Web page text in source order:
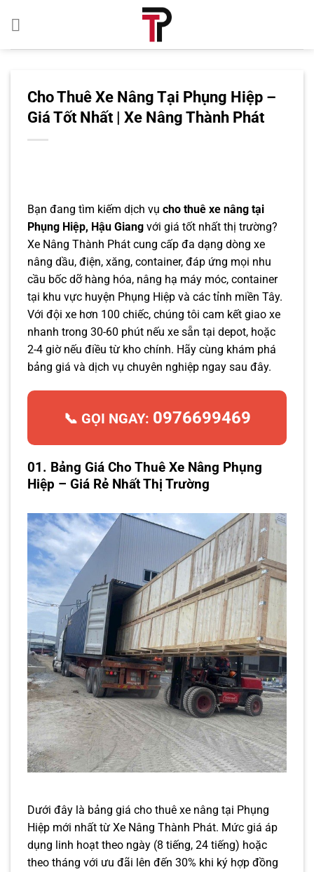
Cho Thuê Xe Nâng Tại Phụng Hiệp –
Giá Tốt Nhất | Xe Nâng Thành Phát
Bạn đang tìm kiếm dịch vụ cho thuê xe nâng tại
Phụng Hiệp, Hậu Giang với giá tốt nhất thị trường?
Xe Nâng Thành Phát cung cấp đa dạng dòng xe
nâng dầu, điện, xăng, container, đáp ứng mọi nhu
cầu bốc dỡ hàng hóa, nâng hạ máy móc, container
tại khu vực huyện Phụng Hiệp và các tỉnh miền Tây.
Với đội xe hơn 100 chiếc, chúng tôi cam kết giao xe
nhanh trong 30-60 phút nếu xe sẵn tại depot, hoặc
2-4 giờ nếu điều từ kho chính. Hãy cùng khám phá
bảng giá và dịch vụ chuyên nghiệp ngay sau đây.
📞 GỌI NGAY: 0976699469
01. Bảng Giá Cho Thuê Xe Nâng Phụng
Hiệp – Giá Rẻ Nhất Thị Trường
Dưới đây là bảng giá cho thuê xe nâng tại Phụng
Hiệp mới nhất từ Xe Nâng Thành Phát. Mức giá áp
dụng linh hoạt theo ngày (8 tiếng, 24 tiếng) hoặc
theo tháng với ưu đãi lên đến 30% khi ký hợp đồng